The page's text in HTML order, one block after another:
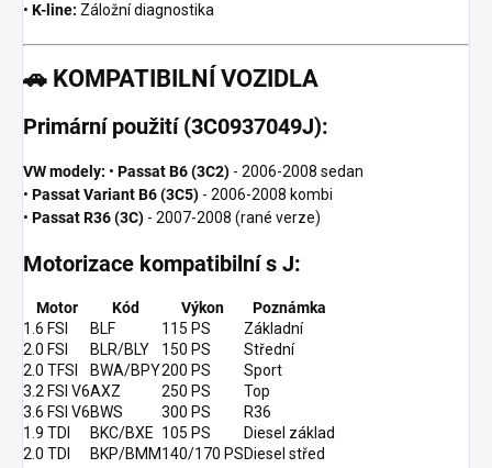
• K-line: Záložní diagnostika
🚗 KOMPATIBILNÍ VOZIDLA
Primární použití (3C0937049J):
VW modely: • Passat B6 (3C2) - 2006-2008 sedan
• Passat Variant B6 (3C5) - 2006-2008 kombi
• Passat R36 (3C) - 2007-2008 (rané verze)
Motorizace kompatibilní s J:
Motor Kód Výkon
Poznámka
1.6 FSI
BLF 115 PS
Základní
2.0 FSI
BLR/BLY 150 PS
Střední
2.0 TFSI
BWA/BPY200 PS
Sport
3.2 FSI V6AXZ 250 PS
Top
3.6 FSI V6BWS 300 PS
R36
1.9 TDI
BKC/BXE 105 PS
Diesel základ
2.0 TDI
BKP/BMM140/170 PSDiesel střed